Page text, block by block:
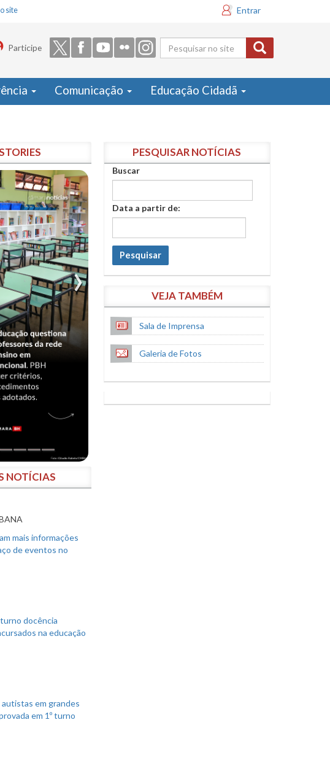
site Entrar
Formulário
de busca
Participe
Comunicação Educação Cidadã
NOTÍCIAS
mais informações
de eventos no
docência
na educação
autistas em grandes
em 1º turno
PESQUISAR NOTÍCIAS
Buscar
Data a partir de:
Pesquisar
VEJA TAMBÉM
Sala de Imprensa
Galeria de Fotos